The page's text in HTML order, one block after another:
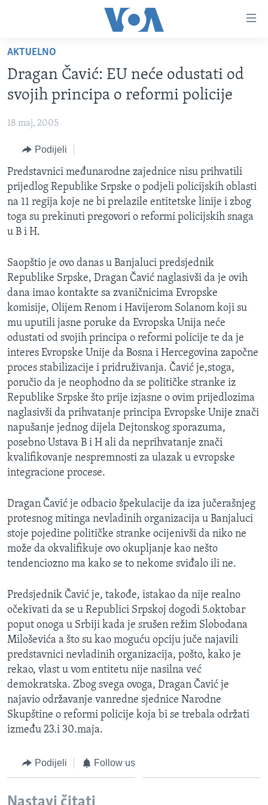
glavni
sadržaj
na
glavnu
navigaciju
pretragu
TV PROGRAM
VIDEO
FOTOGRAFIJE DANA
VIJESTI
SJEDINJENE AMERIČKE DRŽAVE
BOSNA I HERCEGOVINA
SVIJET
NAUKA I TEHNOLOGIJA
SPECIJALNI PROJEKTI
KORUPCIJA
SLOBODA MEDIJA
ŽENSKA STRANA
IZBJEGLIČKA STRANA
MAGAZIN
O GLASU AMERIKE
Learning English
PRATITE NAS
Jezici
AKTUELNO
Dragan Čavić: EU neće odustati od
svojih principa o reformi policije
18 maj, 2005
Podijeli
Predstavnici međunarodne zajednice nisu prihvatili
prijedlog Republike Srpske o podjeli policijskih oblasti
na 11 regija koje ne bi prelazile entitetske linije i zbog
toga su prekinuti pregovori o reformi policijskih snaga
u B i H.
Saopštio je ovo danas u Banjaluci predsjednik
Republike Srpske, Dragan Čavić naglasivši da je ovih
dana imao kontakte sa zvaničnicima Evropske
komisije, Olijem Renom i Havijerom Solanom koji su
mu uputili jasne poruke da Evropska Unija neće
odustati od svojih principa o reformi policije te da je
interes Evropske Unije da Bosna i Hercegovina započne
proces stabilizacije i pridruživanja. Čavić je,stoga,
poručio da je neophodno da se političke stranke iz
Republike Srpske što prije izjasne o ovim prijedlozima
naglasivši da prihvatanje principa Evropske Unije znači
napušanje jednog dijela Dejtonskog sporazuma,
posebno Ustava B i H ali da neprihvatanje znači
kvalifikovanje nespremnosti za ulazak u evropske
integracione procese.
Dragan Čavić je odbacio špekulacije da iza jučerašnjeg
protesnog mitinga nevladinih organizacija u Banjaluci
stoje pojedine političke stranke ocijenivši da niko ne
može da okvalifikuje ovo okupljanje kao nešto
tendenciozno ma kako se to nekome sviđalo ili ne.
Predsjednik Čavić je, takođe, istakao da nije realno
očekivati da se u Republici Srpskoj dogodi 5.oktobar
poput onoga u Srbiji kada je srušen režim Slobodana
Miloševića a što su kao moguću opciju juče najavili
predstavnici nevladinih organizacija, pošto, kako je
rekao, vlast u vom entitetu nije nasilna već
demokratska. Zbog svega ovoga, Dragan Čavić je
najavio održavanje vanredne sjednice Narodne
Skupštine o reformi policije koja bi se trebala održati
između 23.i 30.maja.
Podijeli Follow us